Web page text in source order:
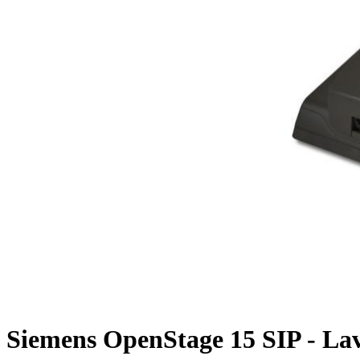
Siemens OpenStage 15 SIP -